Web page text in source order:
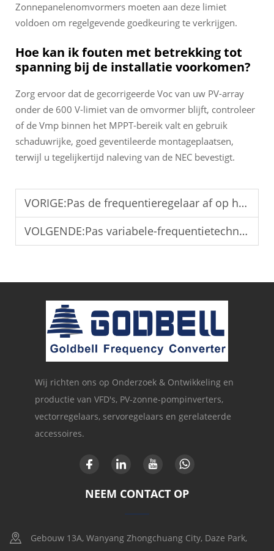
Zonnepanelenomvormers moeten aan deze limiet
voldoen om regelgevende goedkeuring te verkrijgen.
Hoe kan ik fouten met betrekking tot
spanning bij de installatie voorkomen?
Zorg ervoor dat de gecorrigeerde Voc van uw PV-array
onder de 600 V-limiet van de omvormer blijft, controleer
of de Vmp binnen het MPPT-bereik valt en gebruik
schaduwrijke, goed geventileerde montageplaatsen,
terwijl u tegelijkertijd naleving van de NEC bevestigt.
VORIGE:Pas de frequentieregelaar af op het motorvermogen voor een stabiele werking.
VOLGENDE:Pas variabele-frequentietechnologie toe om het energieverbruik in de industrie te verminderen.
Wij richten ons op Onderzoek & Ontwikkeling en
productie van VFD's, PV-zonne-pompinverters,
vectorregelaars, servoregelaars en gerelateerde
accessoires.
NEEM CONTACT OP
Gebouw 13A, Wanyang Zhongchuang City, Daze Park,